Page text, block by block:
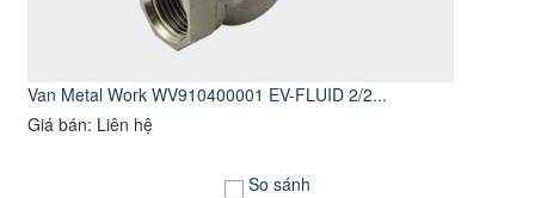
Van Metal Work WV910400001 EV-FLUID 2/2...
Giá bán: Liên hệ
So sánh